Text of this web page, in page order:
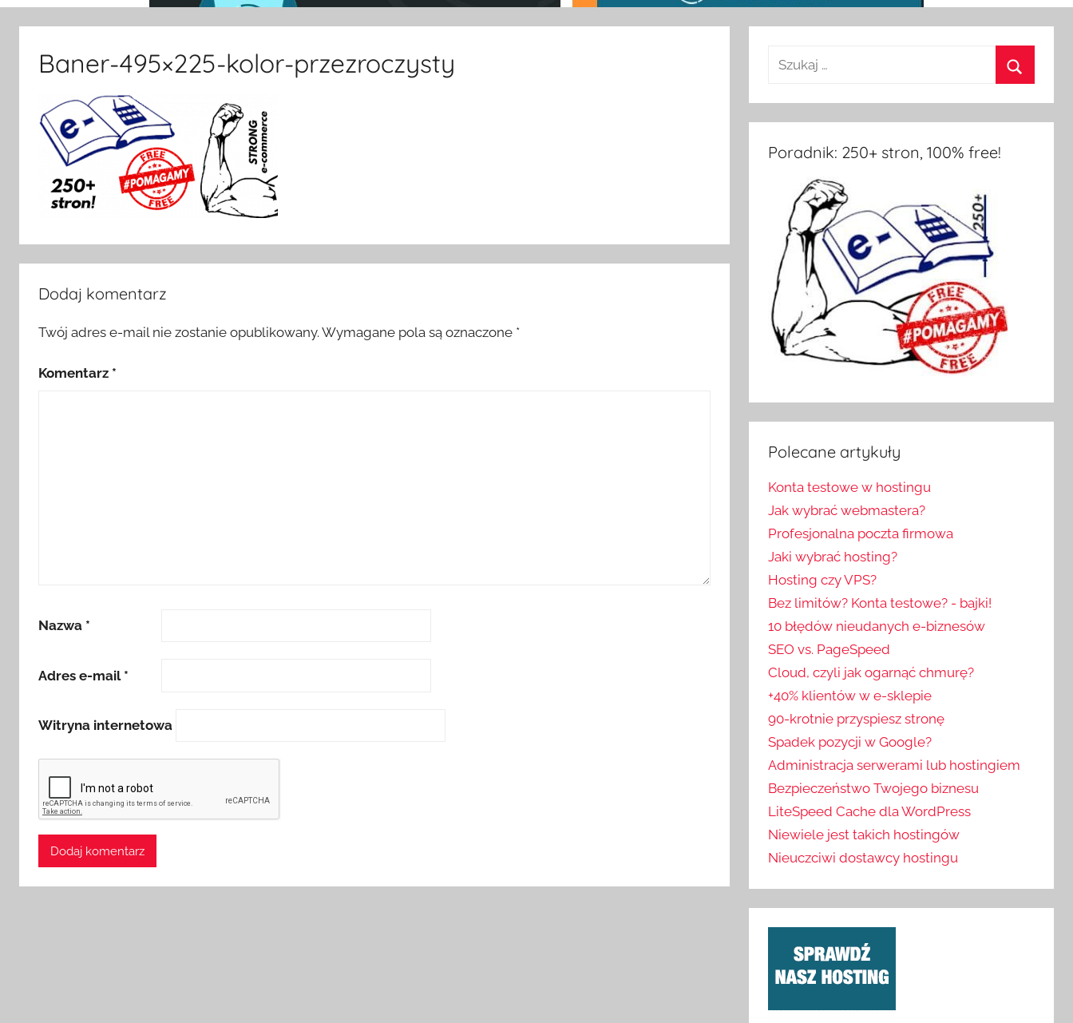
Baner-495×225-kolor-przezroczysty
Dodaj komentarz
Twój adres e-mail nie zostanie opublikowany.Wymagane pola są oznaczone *
Komentarz *
Nazwa *
Adres e-mail *
Witryna internetowa
Poradnik: 250+ stron, 100% free!
Polecane artykuły
Konta testowe w hostingu
Jak wybrać webmastera?
Profesjonalna poczta firmowa
Jaki wybrać hosting?
Hosting czy VPS?
Bez limitów? Konta testowe? - bajki!
10 błędów nieudanych e-biznesów
SEO vs. PageSpeed
Cloud, czyli jak ogarnąć chmurę?
+40% klientów w e-sklepie
90-krotnie przyspiesz stronę
Spadek pozycji w Google?
Administracja serwerami lub hostingiem
Bezpieczeństwo Twojego biznesu
LiteSpeed Cache dla WordPress
Niewiele jest takich hostingów
Nieuczciwi dostawcy hostingu